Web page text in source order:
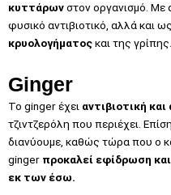
κυττάρωνστον οργανισμό. Με
φυσικό αντιβιοτικό, αλλά και
κρυολογήματοςκαι της γρίπης.
Ginger
Το ginger έχει αντιβιοτική
τζιντζερόλη που περιέχει.
διανύουμε, καθώς τώρα που ο
ginger προκαλεί εφίδρωση
εκ των έσω.